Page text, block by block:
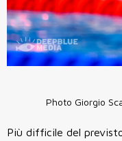
Photo Giorgio
Più difficile del